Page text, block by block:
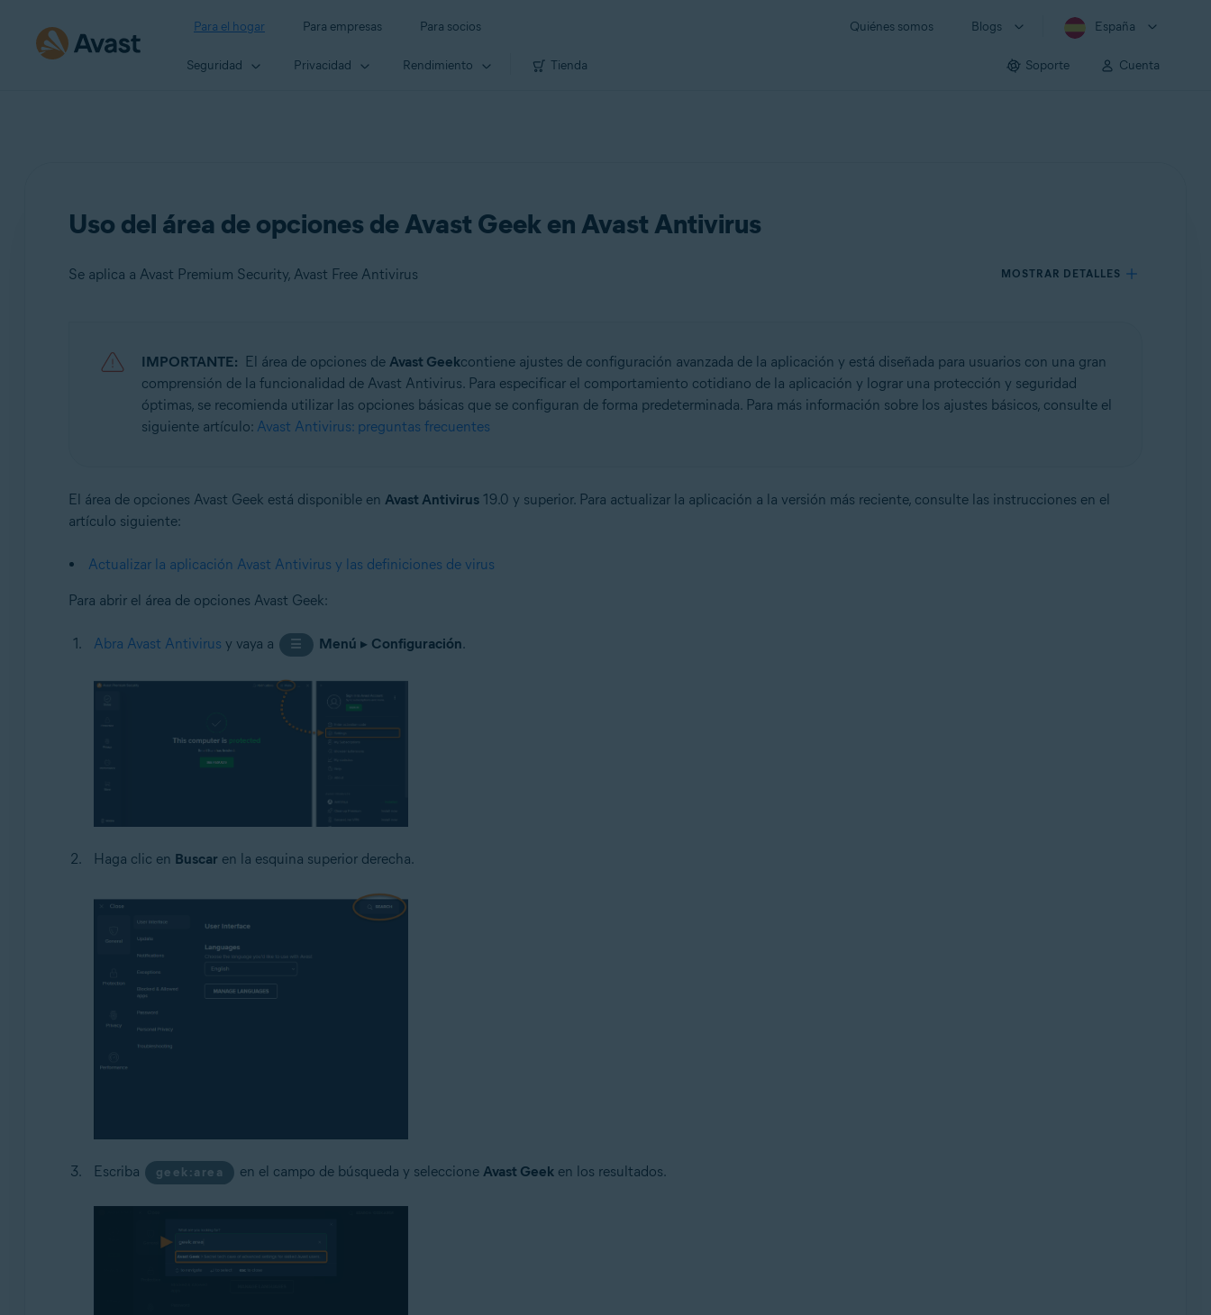
Para el hogar Para empresas Para socios Quiénes somos Blogs España
Seguridad Privacidad Rendimiento Tienda Soporte Cuenta
Uso del área de opciones de Avast Geek en Avast Antivirus
Se aplica a Avast Premium Security, Avast Free Antivirus MOSTRAR DETALLES
Avast Premium Security 22.x
Avast Free Antivirus 22.x
Sistemas operativos:
Microsoft Windows 8.1/Pro/Enterprise - 32 o 64 bits
Microsoft Windows 8/Pro/Enterprise - 32 o 64 bits
IMPORTANTE: El área de opciones de Avast Geekcontiene ajustes de configuración avanzada de la aplicación y está diseñada para usuarios con una gran
comprensión de la funcionalidad de Avast Antivirus. Para especificar el comportamiento cotidiano de la aplicación y lograr una protección y seguridad
óptimas, se recomienda utilizar las opciones básicas que se configuran de forma predeterminada. Para más información sobre los ajustes básicos, consulte el
siguiente artículo: Avast Antivirus: preguntas frecuentes
El área de opciones Avast Geek está disponible en Avast Antivirus19.0 y superior. Para actualizar la aplicación a la versión más reciente, consulte las instrucciones en el
artículo siguiente:
Actualizar la aplicación Avast Antivirus y las definiciones de virus
Para abrir el área de opciones Avast Geek:
Abra Avast Antivirus y vaya a ☰ Menú ▸ Configuración.
Haga clic en Buscar en la esquina superior derecha.
Escriba geek:area en el campo de búsqueda y seleccioneAvast Geek en los resultados.